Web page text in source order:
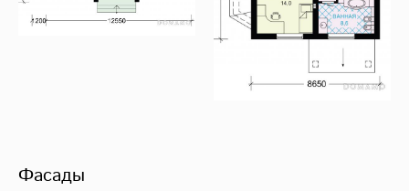
Фасады